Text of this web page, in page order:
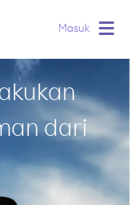
Masuk
dari